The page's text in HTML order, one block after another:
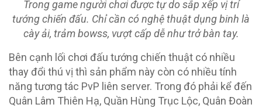
Trong game người chơi được tự do sắp xếp vị trí
tướng chiến đấu. Chỉ cần có nghệ thuật dụng binh là
cày ải, trảm bowss, vượt cấp dễ như trở bàn tay.
Bên cạnh lối chơi đấu tướng chiến thuật có nhiều
thay đổi thú vị thì sản phẩm này còn có nhiều tính
năng tương tác PvP liên server. Trong đó phải kể đến
Quân Lâm Thiên Hạ, Quần Hùng Trục Lộc, Quân Đoàn